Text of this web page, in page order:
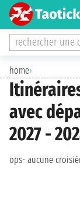
rechercher une
home›
avec
2027 -
ops- aucune